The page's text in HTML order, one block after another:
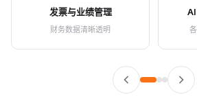
发票与业绩管理
财务数据清晰透明